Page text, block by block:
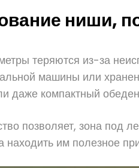
ниши,
теряются из-за
машины или
даже компактный
позволяет, зона под
находить им полезное